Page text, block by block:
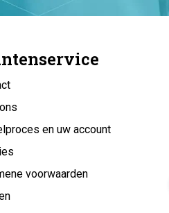
en uw account
voorwaarden